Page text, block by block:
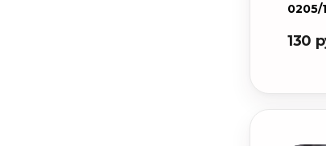
0205/
130